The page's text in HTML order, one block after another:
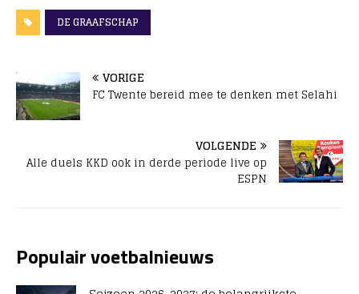
DE GRAAFSCHAP
VORIGE
FC Twente bereid mee te denken met Selahi
VOLGENDE
Alle duels KKD ook in derde periode live op
ESPN
Populair voetbalnieuws